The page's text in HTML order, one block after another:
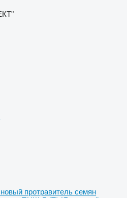
новый протравитель семян